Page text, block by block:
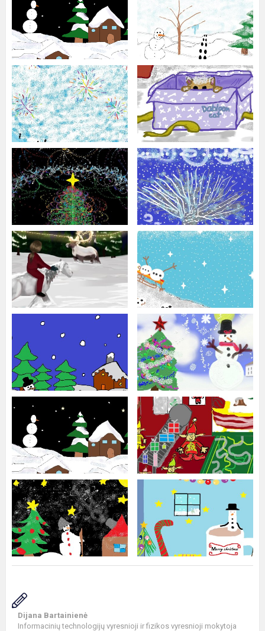
Dijana Bartainienė
Informacinių technologijų vyresnioji ir fizikos vyresnioji mokytoja